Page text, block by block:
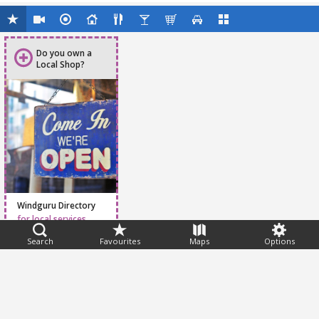
Search Favourites Maps Options
Do you own a
Local Shop?
Windguru Directory
for local services
Feedback